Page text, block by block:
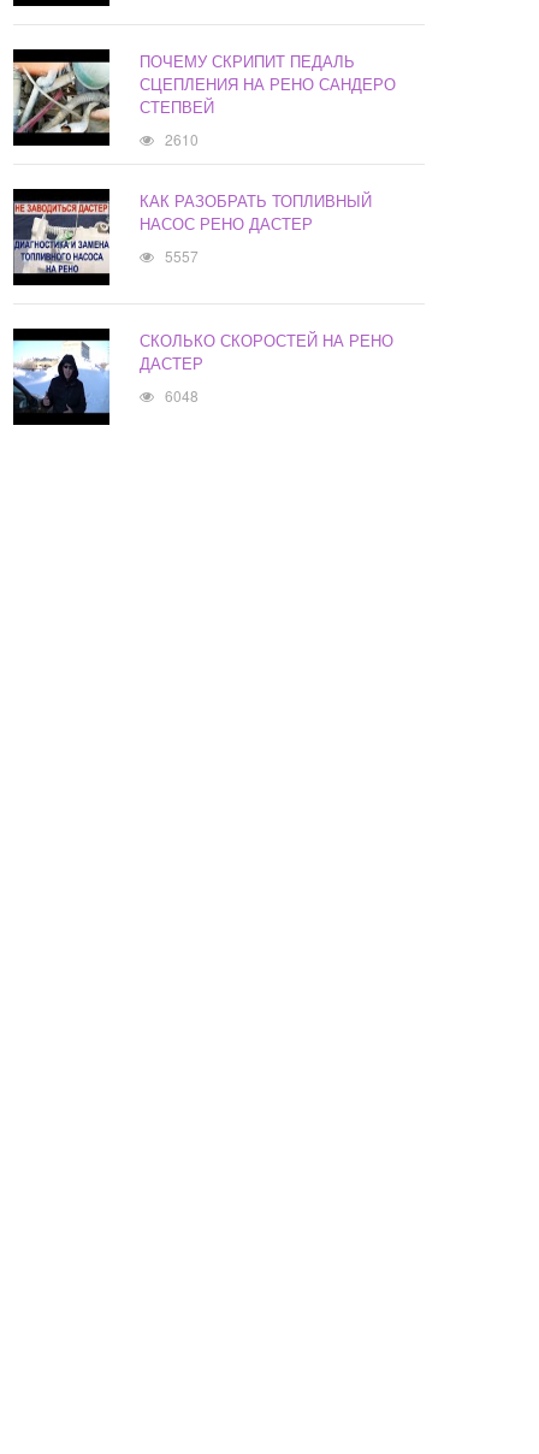
ПОЧЕМУ СКРИПИТ ПЕДАЛЬ
СЦЕПЛЕНИЯ НА РЕНО САНДЕРО
СТЕПВЕЙ
2610
КАК РАЗОБРАТЬ ТОПЛИВНЫЙ
НАСОС РЕНО ДАСТЕР
5557
СКОЛЬКО СКОРОСТЕЙ НА РЕНО
ДАСТЕР
6048